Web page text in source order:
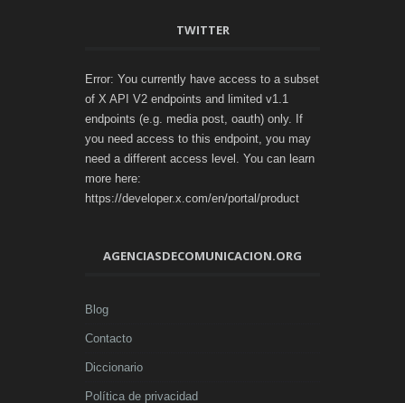
TWITTER
Error: You currently have access to a subset
of X API V2 endpoints and limited v1.1
endpoints (e.g. media post, oauth) only. If
you need access to this endpoint, you may
need a different access level. You can learn
more here:
https://developer.x.com/en/portal/product
AGENCIASDECOMUNICACION.ORG
Blog
Contacto
Diccionario
Política de privacidad